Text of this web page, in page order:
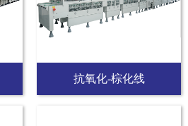
抗氧化-棕化线